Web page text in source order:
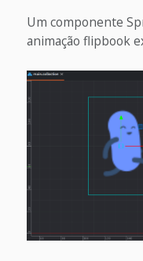
Um componente
animação flipbook